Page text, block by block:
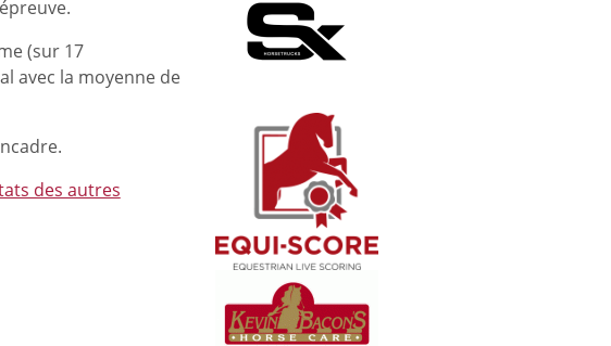
(sur 17
avec la moyenne de
des autres